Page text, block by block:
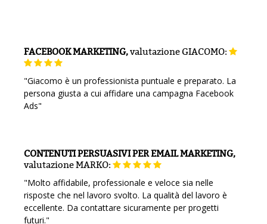
FACEBOOK MARKETING,valutazioneGIACOMO:
"Giacomo è un professionista puntuale e preparato. La
persona giusta a cui affidare una campagna Facebook
Ads"
CONTENUTI PERSUASIVI PER EMAIL MARKETING,
valutazioneMARKO:
"Molto affidabile, professionale e veloce sia nelle
risposte che nel lavoro svolto. La qualità del lavoro è
eccellente. Da contattare sicuramente per progetti
futuri."